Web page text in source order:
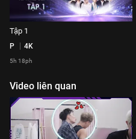
Tập 1
P 4K
5h 18ph
Video liên quan